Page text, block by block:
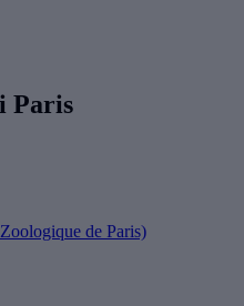
Paris
de Paris)